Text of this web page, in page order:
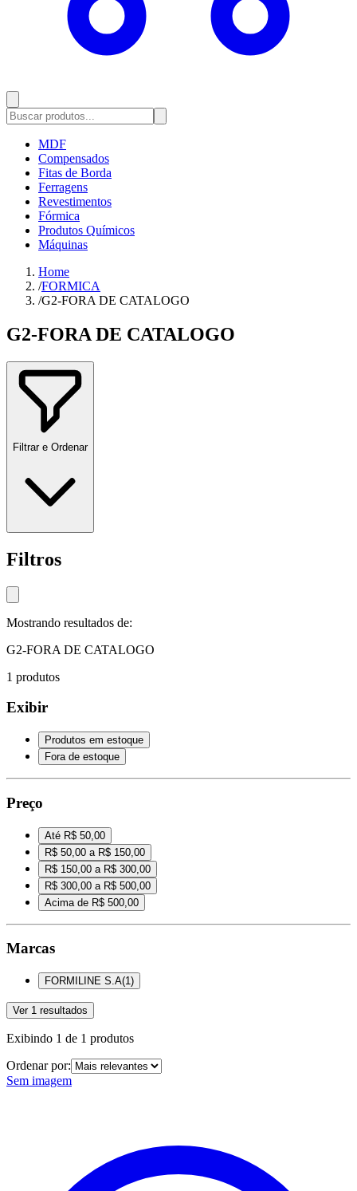
MDF
Compensados
Fitas de Borda
Ferragens
Revestimentos
Fórmica
Produtos Químicos
Máquinas
Home
/FORMICA
/G2-FORA DE CATALOGO
G2-FORA DE CATALOGO
Filtrar e Ordenar
Filtros
Mostrando resultados de:
G2-FORA DE CATALOGO
1 produtos
Exibir
Produtos em estoque
Fora de estoque
Preço
Até R$ 50,00
R$ 50,00 a R$ 150,00
R$ 150,00 a R$ 300,00
R$ 300,00 a R$ 500,00
Acima de R$ 500,00
Marcas
FORMILINE S.A(1 )
Ver 1 resultados
Exibindo 1 de 1 produtos
Ordenar por:
Sem imagem